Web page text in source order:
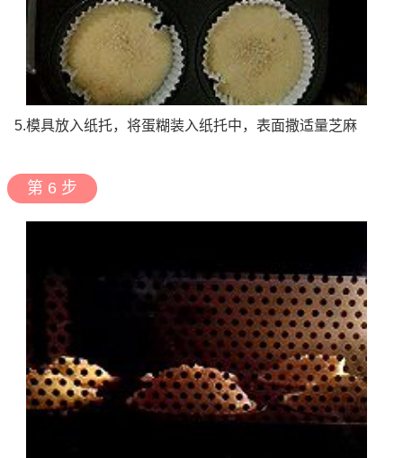
5.模具放入纸托，将蛋糊装入纸托中，表面撒适量芝麻
第 6 步